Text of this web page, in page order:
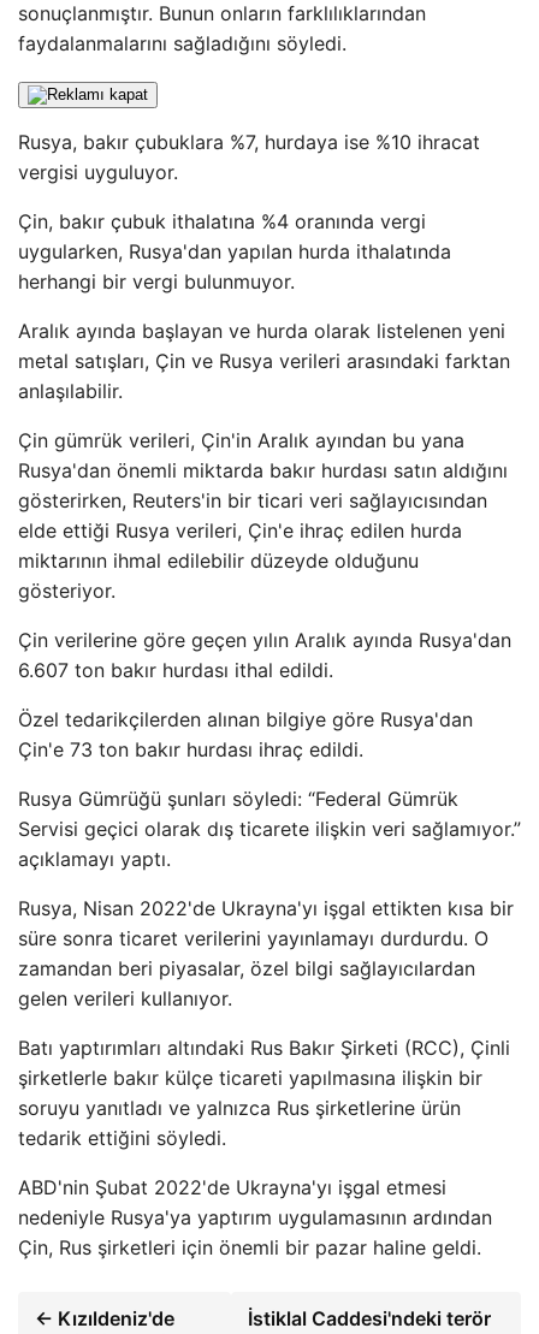
sonuçlanmıştır. Bunun onların farklılıklarından
faydalanmalarını sağladığını söyledi.
Rusya, bakır çubuklara %7, hurdaya ise %10 ihracat
vergisi uyguluyor.
Çin, bakır çubuk ithalatına %4 oranında vergi
uygularken, Rusya'dan yapılan hurda ithalatında
herhangi bir vergi bulunmuyor.
Aralık ayında başlayan ve hurda olarak listelenen yeni
metal satışları, Çin ve Rusya verileri arasındaki farktan
anlaşılabilir.
Çin gümrük verileri, Çin'in Aralık ayından bu yana
Rusya'dan önemli miktarda bakır hurdası satın aldığını
gösterirken, Reuters'in bir ticari veri sağlayıcısından
elde ettiği Rusya verileri, Çin'e ihraç edilen hurda
miktarının ihmal edilebilir düzeyde olduğunu
gösteriyor.
Çin verilerine göre geçen yılın Aralık ayında Rusya'dan
6.607 ton bakır hurdası ithal edildi.
Özel tedarikçilerden alınan bilgiye göre Rusya'dan
Çin'e 73 ton bakır hurdası ihraç edildi.
Rusya Gümrüğü şunları söyledi: “Federal Gümrük
Servisi geçici olarak dış ticarete ilişkin veri sağlamıyor.”
açıklamayı yaptı.
Rusya, Nisan 2022'de Ukrayna'yı işgal ettikten kısa bir
süre sonra ticaret verilerini yayınlamayı durdurdu. O
zamandan beri piyasalar, özel bilgi sağlayıcılardan
gelen verileri kullanıyor.
Batı yaptırımları altındaki Rus Bakır Şirketi (RCC), Çinli
şirketlerle bakır külçe ticareti yapılmasına ilişkin bir
soruyu yanıtladı ve yalnızca Rus şirketlerine ürün
tedarik ettiğini söyledi.
ABD'nin Şubat 2022'de Ukrayna'yı işgal etmesi
nedeniyle Rusya'ya yaptırım uygulamasının ardından
Çin, Rus şirketleri için önemli bir pazar haline geldi.
← Kızıldeniz'de
İstiklal Caddesi'ndeki terör